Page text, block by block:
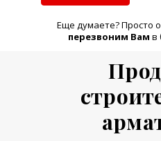
Еще думаете? Просто
перезвоним Вам в